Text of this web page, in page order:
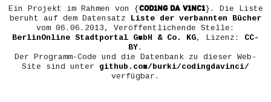
Ein Projekt im Rahmen von {COD1NG DA V1NC1}. Die Liste
beruht auf dem Datensatz
Liste der verbannten Bücher
vom 06.06.2013, Veröffentlichende Stelle:
BerlinOnline Stadtportal GmbH & Co. KG, Lizenz: CC-
BY.
Der Programm-Code und die Datenbank zu dieser Web-
Site sind unter github.com/burki/codingdavinci/
verfügbar.